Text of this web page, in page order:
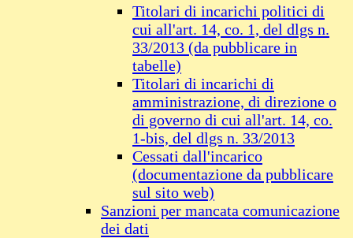
Titolari di incarichi politici di
cui all'art. 14, co. 1, del dlgs n.
33/2013 (da pubblicare in
tabelle)
Titolari di incarichi di
amministrazione, di direzione o
di governo di cui all'art. 14, co.
1-bis, del dlgs n. 33/2013
Cessati dall'incarico
(documentazione da pubblicare
sul sito web)
Sanzioni per mancata comunicazione
dei dati